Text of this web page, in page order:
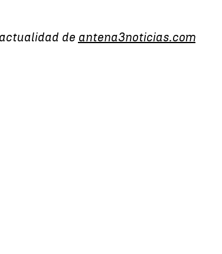
de antena3noticias.com